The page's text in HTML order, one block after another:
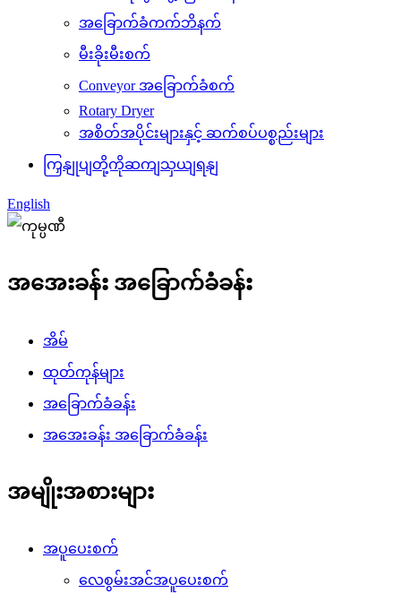
အခြောက်ခံကက်ဘိနက်
မီးခိုးမီးစက်
Conveyor အခြောက်ခံစက်
Rotary Dryer
အစိတ်အပိုင်းများနှင့် ဆက်စပ်ပစ္စည်းများ
ကြှနျုပျတို့ကိုဆကျသှယျရနျ
English
အအေးခန်း အခြောက်ခံခန်း
အိမ်
ထုတ်ကုန်များ
အခြောက်ခံခန်း
အအေးခန်း အခြောက်ခံခန်း
အမျိုးအစားများ
အပူပေးစက်
လေစွမ်းအင်အပူပေးစက်